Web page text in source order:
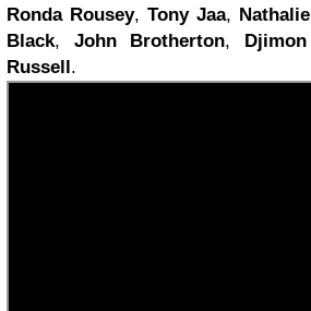
Ronda Rousey, Tony Jaa,
Black, John Brotherton,
Russell.